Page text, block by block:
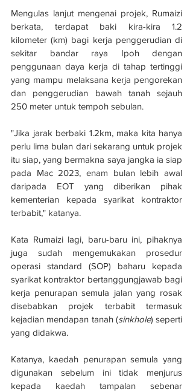
Mengulas lanjut mengenai projek, Rumaizi
berkata, terdapat baki kira-kira 1.2
kilometer (km) bagi kerja penggerudian di
sekitar bandar raya Ipoh dengan
penggunaan daya kerja di tahap tertinggi
yang mampu melaksana kerja pengorekan
dan penggerudian bawah tanah sejauh
250 meter untuk tempoh sebulan.
"Jika jarak berbaki 1.2km, maka kita hanya
perlu lima bulan dari sekarang untuk projek
itu siap, yang bermakna saya jangka ia siap
pada Mac 2023, enam bulan lebih awal
daripada EOT yang diberikan pihak
kementerian kepada syarikat kontraktor
terbabit," katanya.
Kata Rumaizi lagi, baru-baru ini, pihaknya
juga sudah mengemukakan prosedur
operasi standard (SOP) baharu kepada
syarikat kontraktor bertanggungjawab bagi
kerja penurapan semula jalan yang rosak
disebabkan projek terbabit termasuk
kejadian mendapan tanah (sinkhole) seperti
yang didakwa.
Katanya, kaedah penurapan semula yang
digunakan sebelum ini tidak menjurus
kepada kaedah tampalan sebenar